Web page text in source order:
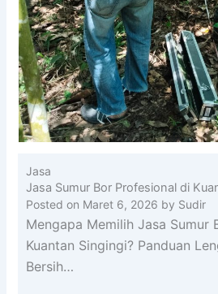
Jasa
Jasa Sumur Bor Profesional di
Posted on Maret 6, 2026 by Sudir
Mengapa Memilih Jasa Sumur
Kuantan Singingi? Panduan
Bersih…